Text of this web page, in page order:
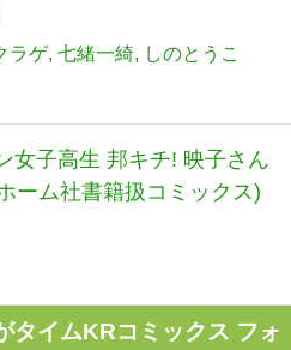
ラゲ 七緒一綺 しのとうこ
女子高生 邦キチ! 映子さん
ーム社書籍扱コミックス)
タイムKRコミックス フォ